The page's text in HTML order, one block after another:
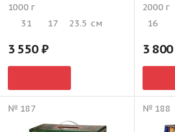
1000 г
31
17 23.5 см
3 550
2000 г
16
3 800
№ 187 № 188